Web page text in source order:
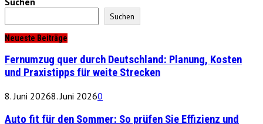
Suchen
Neueste Beiträge
Fernumzug quer durch Deutschland: Planung, Kosten
und Praxistipps für weite Strecken
8. Juni 20268. Juni 20260
Auto fit für den Sommer: So prüfen Sie Effizienz und